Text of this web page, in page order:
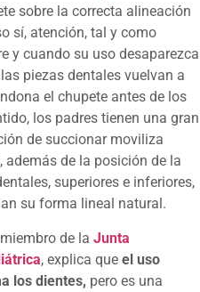
sobre la correcta alineación
sí, atención, tal y como
y cuando su uso desaparezca
piezas dentales vuelvan a
el chupete antes de los
los padres tienen una gran
de succionar moviliza
de la posición de la
superiores e inferiores,
su forma lineal natural.
de la Junta
, explica que el uso
los dientes, pero es una